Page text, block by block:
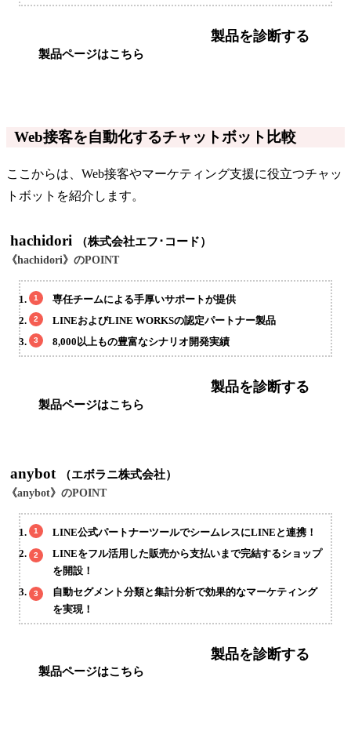
製品ページはこちら
製品を診断する
Web接客を自動化するチャットボット比較
ここからは、Web接客やマーケティング支援に役立つチャッ
トボットを紹介します。
hachidori （株式会社エフ･コード）
《hachidori》のPOINT
専任チームによる手厚いサポートが提供
LINEおよびLINE WORKSの認定パートナー製品
8,000以上もの豊富なシナリオ開発実績
製品ページはこちら
製品を診断する
anybot （エボラニ株式会社）
《anybot》のPOINT
LINE公式パートナーツールでシームレスにLINEと連携！
LINEをフル活用した販売から支払いまで完結するショップ
を開設！
自動セグメント分類と集計分析で効果的なマーケティング
を実現！
製品ページはこちら
製品を診断する